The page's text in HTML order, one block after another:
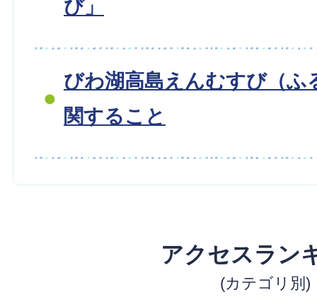
び」
びわ湖高島えんむすび（ふ
関すること
アクセスラン
(カテゴリ別)